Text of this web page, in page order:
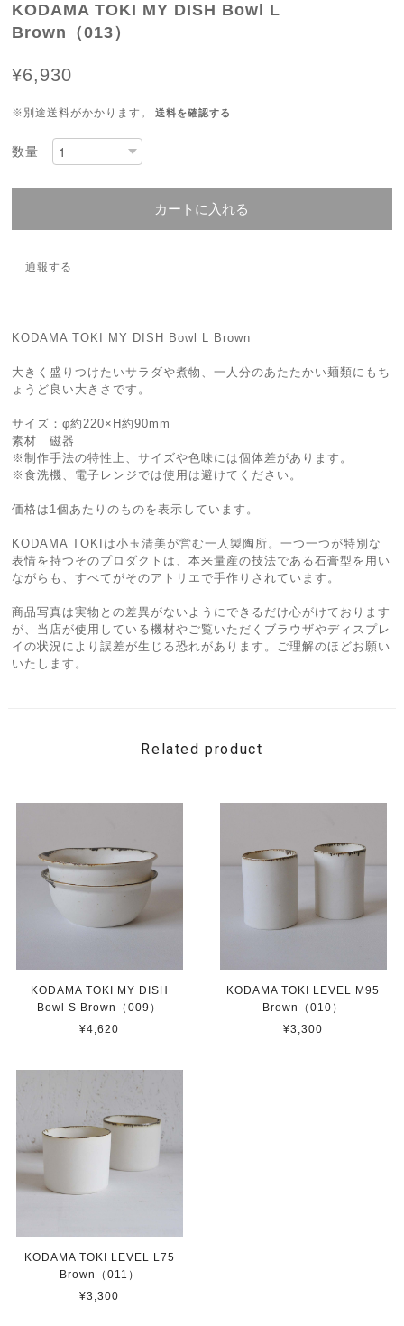
KODAMA TOKI MY DISH Bowl L
Brown（013）
¥6,930
※別途送料がかかります。 送料を確認する
数量
カートに入れる
通報する
KODAMA TOKI MY DISH Bowl L Brown
大きく盛りつけたいサラダや煮物、一人分のあたたかい麺類にもち
ょうど良い大きさです。
サイズ：φ約220×H約90mm
素材 磁器
※制作手法の特性上、サイズや色味には個体差があります。
※食洗機、電子レンジでは使用は避けてください。
価格は1個あたりのものを表示しています。
KODAMA TOKIは小玉清美が営む一人製陶所。一つ一つが特別な
表情を持つそのプロダクトは、本来量産の技法である石膏型を用い
ながらも、すべてがそのアトリエで手作りされています。
商品写真は実物との差異がないようにできるだけ心がけております
が、当店が使用している機材やご覧いただくブラウザやディスプレ
イの状況により誤差が生じる恐れがあります。ご理解のほどお願い
いたします。
Related product
KODAMA TOKI MY DISH
Bowl S Brown（009）
¥4,620
KODAMA TOKI LEVEL M95
Brown（010）
¥3,300
KODAMA TOKI LEVEL L75
Brown（011）
¥3,300